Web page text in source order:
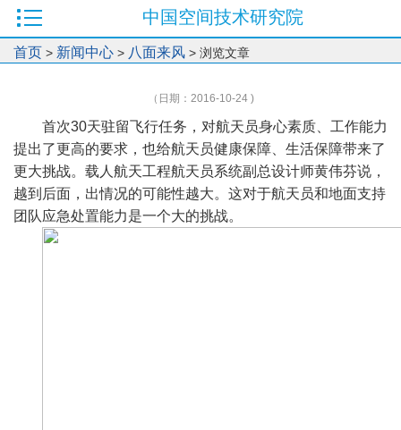
中国空间技术研究院
首页 > 新闻中心 > 八面来风 > 浏览文章
（日期：2016-10-24 )
首次30天驻留飞行任务，对航天员身心素质、工作能力
提出了更高的要求，也给航天员健康保障、生活保障带来了
更大挑战。载人航天工程航天员系统副总设计师黄伟芬说，
越到后面，出情况的可能性越大。这对于航天员和地面支持
团队应急处置能力是一个大的挑战。